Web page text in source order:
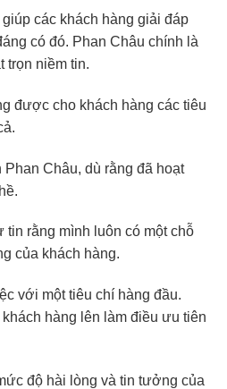
các khách hàng giải đáp
có đó. Phan Châu chính là
trọn niềm tin.
được cho khách hàng các tiêu
Châu, dù rằng đã hoạt
tin rằng mình luôn có một chỗ
của khách hàng.
với một tiêu chí hàng đầu.
hàng lên làm điều ưu tiên
độ hài lòng và tin tưởng của